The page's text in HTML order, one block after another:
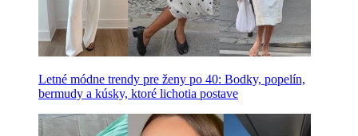
Letné módne trendy pre ženy po 40: Bodky, popelín,
bermudy a kúsky, ktoré lichotia postave